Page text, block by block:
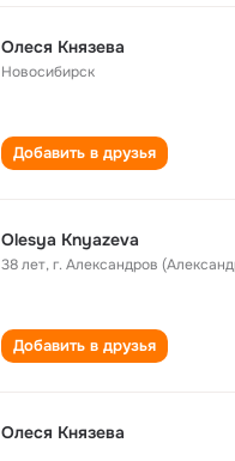
Олеся Князева
Новосибирск
Добавить в друзья
Olesya Knyazeva
38 лет,г. Александров
Добавить в друзья
Олеся Князева